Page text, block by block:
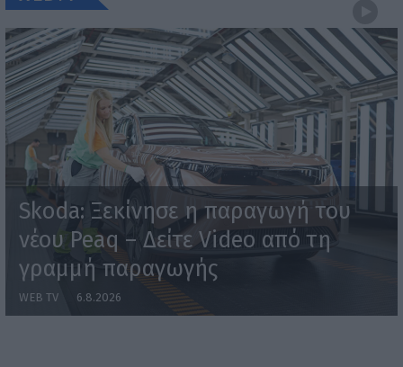
Skoda: Ξεκίνησε η παραγωγή του
νέου Peaq – Δείτε Video από τη
γραμμή παραγωγής
WEB TV 6.8.2026